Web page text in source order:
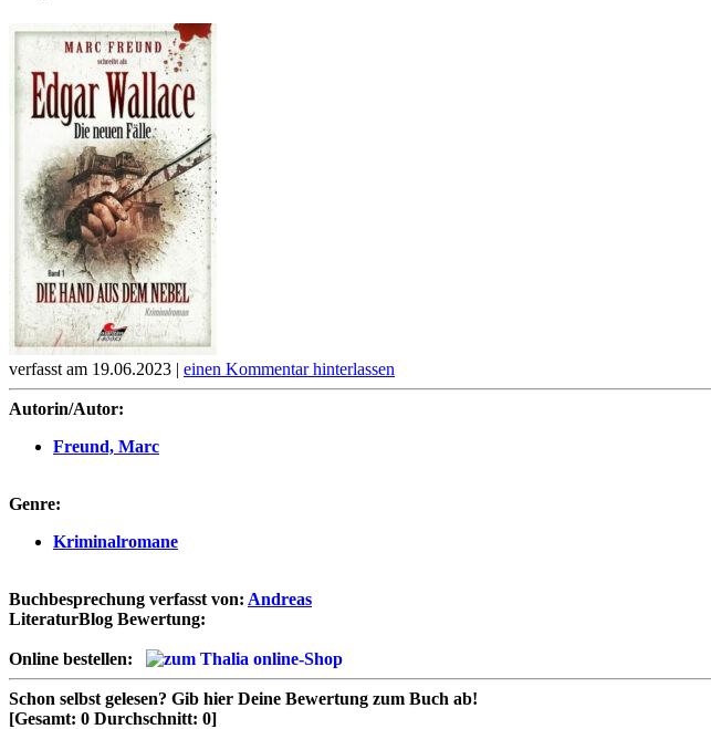
verfasst am 19.06.2023 | einen Kommentar hinterlassen
Autorin/Autor:
Freund, Marc
Genre:
Kriminalromane
Buchbesprechung verfasst von: Andreas
LiteraturBlog Bewertung:
Online bestellen:
Schon selbst gelesen? Gib hier Deine Bewertung zum Buch ab!
[Gesamt: 0 Durchschnitt: 0]